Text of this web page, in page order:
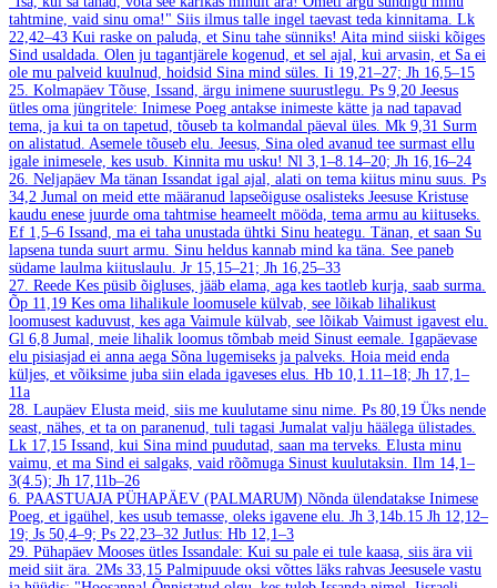
tahtmine, vaid sinu oma!" Siis ilmus talle ingel taevast teda kinnitama. Lk
22,42–43 Kui raske on paluda, et Sinu tahe sünniks! Aita mind siiski kõiges
Sind usaldada. Olen ju tagantjärele kogenud, et sel ajal, kui arvasin, et Sa ei
ole mu palveid kuulnud, hoidsid Sina mind süles. Ii 19,21–27; Jh 16,5–15
25. Kolmapäev Tõuse, Issand, ärgu inimene suurustlegu. Ps 9,20 Jeesus
ütles oma jüngritele: Inimese Poeg antakse inimeste kätte ja nad tapavad
tema, ja kui ta on tapetud, tõuseb ta kolmandal päeval üles. Mk 9,31 Surm
on alistatud. Asemele tõuseb elu. Jeesus, Sina oled avanud tee surmast ellu
igale inimesele, kes usub. Kinnita mu usku! Nl 3,1–8.14–20; Jh 16,16–24
26. Neljapäev Ma tänan Issandat igal ajal, alati on tema kiitus minu suus. Ps
34,2 Jumal on meid ette määranud lapseõiguse osalisteks Jeesuse Kristuse
kaudu enese juurde oma tahtmise heameelt mööda, tema armu au kiituseks.
Ef 1,5–6 Issand, ma ei taha unustada ühtki Sinu heategu. Tänan, et saan Su
lapsena tunda suurt armu. Sinu heldus kannab mind ka täna. See paneb
südame laulma kiituslaulu. Jr 15,15–21; Jh 16,25–33
27. Reede Kes püsib õigluses, jääb elama, aga kes taotleb kurja, saab surma.
Õp 11,19 Kes oma lihalikule loomusele külvab, see lõikab lihalikust
loomusest kaduvust, kes aga Vaimule külvab, see lõikab Vaimust igavest elu.
Gl 6,8 Jumal, meie lihalik loomus tõmbab meid Sinust eemale. Igapäevase
elu pisiasjad ei anna aega Sõna lugemiseks ja palveks. Hoia meid enda
küljes, et võiksime juba siin elada igaveses elus. Hb 10,1.11–18; Jh 17,1–
11a
28. Laupäev Elusta meid, siis me kuulutame sinu nime. Ps 80,19 Üks nende
seast, nähes, et ta on paranenud, tuli tagasi Jumalat valju häälega ülistades.
Lk 17,15 Issand, kui Sina mind puudutad, saan ma terveks. Elusta minu
vaimu, et ma Sind ei salgaks, vaid rõõmuga Sinust kuulutaksin. Ilm 14,1–
3(4.5); Jh 17,11b–26
6. PAASTUAJA PÜHAPÄEV (PALMARUM) Nõnda ülendatakse Inimese
Poeg, et igaühel, kes usub temasse, oleks igavene elu. Jh 3,14b.15 Jh 12,12–
19; Js 50,4–9; Ps 22,23–32 Jutlus: Hb 12,1–3
29. Pühapäev Mooses ütles Issandale: Kui su pale ei tule kaasa, siis ära vii
meid siit ära. 2Ms 33,15 Palmipuude oksi võttes läks rahvas Jeesusele vastu